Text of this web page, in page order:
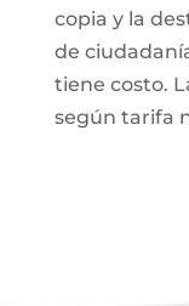
copia y la
de
tiene costo.
según tarifa